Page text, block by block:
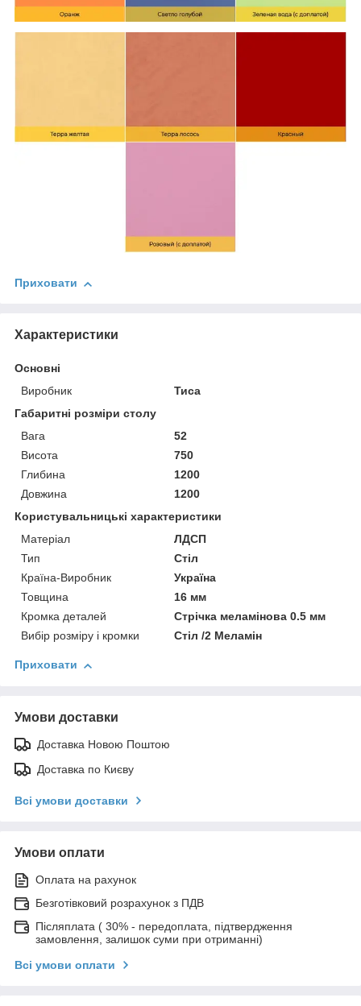
Приховати
Характеристики
Основні
Виробник
Тиса
Габаритні розміри столу
Вага
52
Висота
750
Глибина
1200
Довжина
1200
Користувальницькі характеристики
Матеріал
ЛДСП
Тип
Стіл
Країна-Виробник
Україна
Товщина
16 мм
Кромка деталей
Стрічка меламінова 0.5 мм
Вибір розміру і кромки
Стіл /2 Меламін
Приховати
Умови доставки
Доставка Новою Поштою
Доставка по Києву
Всі умови доставки
Умови оплати
Оплата на рахунок
Безготівковий розрахунок з ПДВ
Післяплата ( 30% - передоплата, підтвердження
замовлення, залишок суми при отриманні)
Всі умови оплати